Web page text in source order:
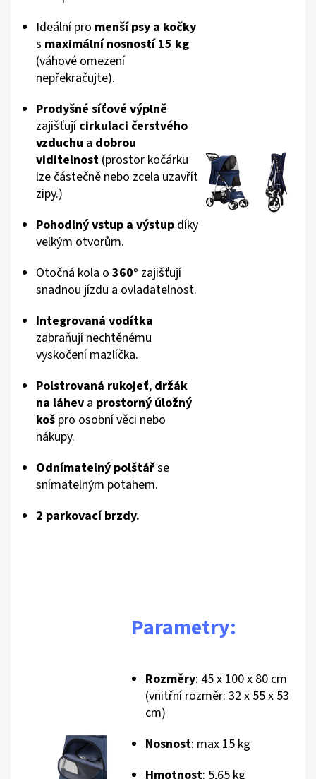
Ideální pro menší psy a kočky
s maximální nosností 15 kg
(váhové omezení
nepřekračujte).
Prodyšné síťové výplně
zajišťujícirkulaci čerstvého
vzduchu a dobrou
viditelnost (prostor kočárku
lze částečně nebo zcela uzavřít
zipy.)
Pohodlný vstup a výstup díky
velkým otvorům.
Otočná kola o 360° zajišťují
snadnou jízdu a ovladatelnost.
Integrovaná vodítka
zabraňují nechtěnému
vyskočení mazlíčka.
Polstrovaná rukojeť, držák
na láhev a prostorný úložný
koš pro osobní věci nebo
nákupy.
Odnímatelný polštářse
snímatelným potahem.
2 parkovací brzdy.
Parametry:
Rozměry: 45 x 100 x 80 cm
(vnitřní rozměr: 32 x 55 x 53
cm)
Nosnost: max 15 kg
Hmotnost: 5,65 kg